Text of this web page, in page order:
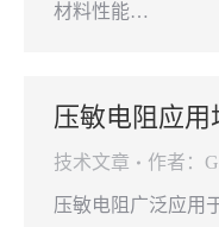
材料性能…
压敏电阻应用
技术文章 作者：
压敏电阻广泛应用